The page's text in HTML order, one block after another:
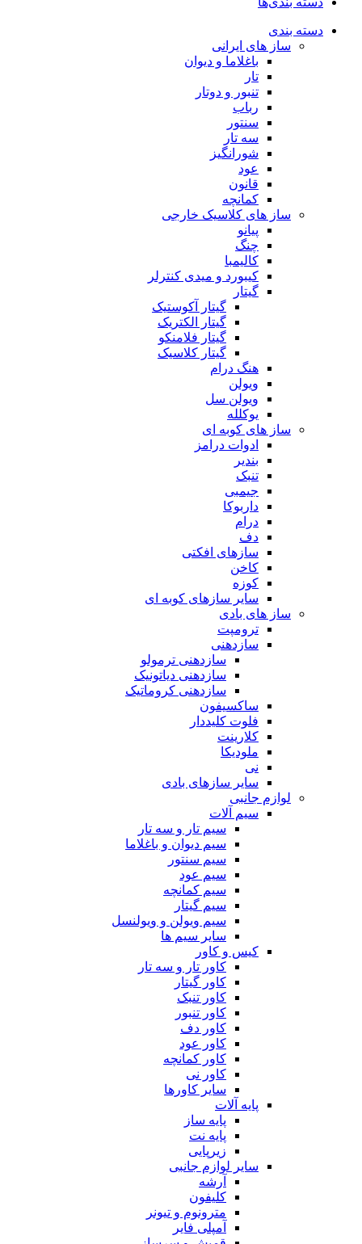
دسته بندی
ساز های ایرانی
باغلاما و دیوان
تار
تنبور و دوتار
رباب
سنتور
سه تار
شورانگیز
عود
قانون
کمانچه
ساز های کلاسیک خارجی
پیانو
چنگ
کالیمبا
کیبورد و میدی کنترلر
گیتار
گیتار آکوستیک
گیتار الکتریک
گیتار فلامنکو
گیتار کلاسیک
هنگ درام
ویولن
ویولن سل
یوکلله
ساز های کوبه ای
ادوات درامز
بندیر
تنبک
جیمبی
داربوکا
درام
دف
سازهای افکتی
کاخن
کوزه
سایر سازهای کوبه ای
ساز های بادی
ترومپت
سازدهنی
سازدهنی ترمولو
سازدهنی دیاتونیک
سازدهنی کروماتیک
ساکسیفون
فلوت کلیددار
کلارینت
ملودیکا
نی
سایر سازهای بادی
لوازم جانبی
سیم آلات
سیم تار و سه تار
سیم دیوان و باغلاما
سیم سنتور
سیم عود
سیم کمانچه
سیم گیتار
سیم ویولن و ویولنسل
سایر سیم ها
کیس و کاور
کاور تار و سه تار
کاور گیتار
کاور تنبک
کاور تنبور
کاور دف
کاور عود
کاور کمانچه
کاور نی
سایر کاورها
پایه آلات
پایه ساز
پایه نت
زیرپایی
سایر لوازم جانبی
آرشه
کلیفون
مترونوم و تیونر
آمپلی فایر